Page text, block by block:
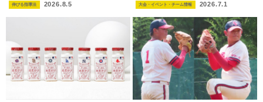
伸びる指導法 2026.8.5 大会・イベント・チーム情報 2026.7.1